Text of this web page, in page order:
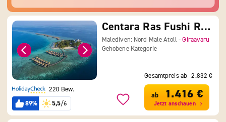
Centara Ras Fushi Resort & Spa
Malediven: Nord Male Atoll -Giraavaru
Gehobene Kategorie
220 Bew.
89%
5,5/6
Gesamtpreis ab 2.832 €
ab 1.416 €
Jetzt anschauen